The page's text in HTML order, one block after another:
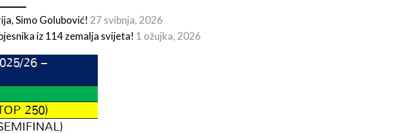
Simo Golubović! 27 svibnja, 2026
iz 114 zemalja svijeta! 1 ožujka, 2026